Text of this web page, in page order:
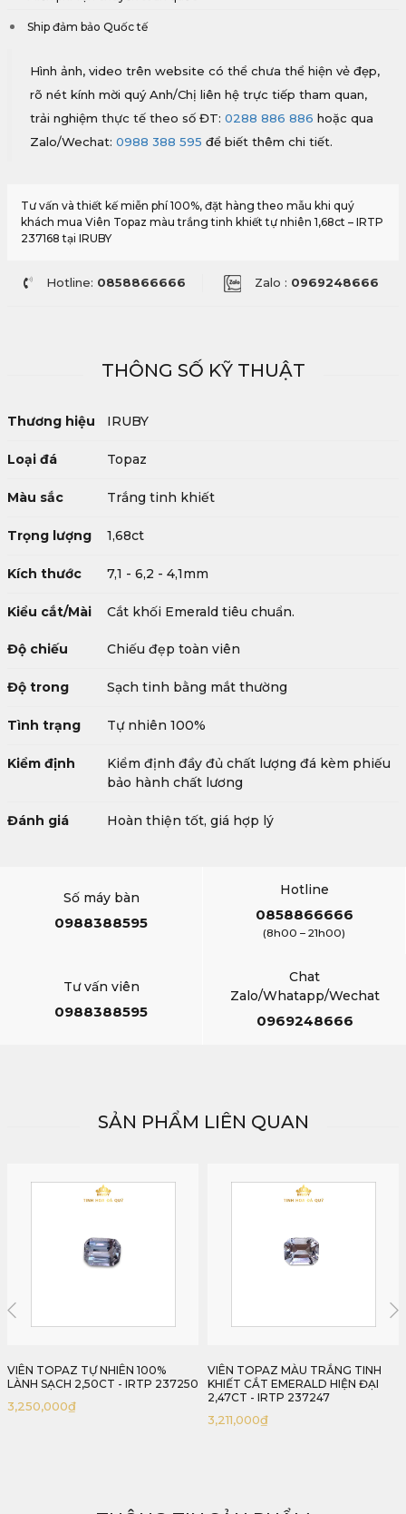
Ship đảm bảo Quốc tế
Hình ảnh, video trên website có thể chưa thể hiện vẻ đẹp,
rõ nét kính mời quý Anh/Chị liên hệ trực tiếp tham quan,
trải nghiệm thực tế theo số ĐT: 0288 886 886 hoặc qua
Zalo/Wechat: 0988 388 595 để biết thêm chi tiết.
Tư vấn và thiết kế miễn phí 100%, đặt hàng theo mẫu khi quý
khách mua Viên Topaz màu trắng tinh khiết tự nhiên 1,68ct – IRTP
237168 tại IRUBY
Hotline: 0858866666 Zalo : 0969248666
THÔNG SỐ KỸ THUẬT
Thương hiệu IRUBY
Loại đá Topaz
Màu sắc Trắng tinh khiết
Trọng lượng 1,68ct
Kích thước 7,1 - 6,2 - 4,1mm
Kiểu cắt/Mài Cắt khối Emerald tiêu chuẩn.
Độ chiếu Chiếu đẹp toàn viên
Độ trong Sạch tinh bằng mắt thường
Tình trạng Tự nhiên 100%
Kiểm định
Kiểm định đầy đủ chất lượng đá kèm phiếu
bảo hành chất lương
Đánh giá Hoàn thiện tốt, giá hợp lý
Số máy bàn
0988388595
Hotline
0858866666
(8h00 – 21h00)
Tư vấn viên
0988388595
Chat
Zalo/Whatapp/Wechat
0969248666
SẢN PHẨM LIÊN QUAN
VIÊN TOPAZ MÀU TRẮNG TINH
KHIẾT CẮT EMERALD HIỆN ĐẠI
VIÊN TOPAZ MÀU TRẮNG TINH
KHIẾT TỰ NHIÊN 2,48CT - IRTP
237248
3,224,000